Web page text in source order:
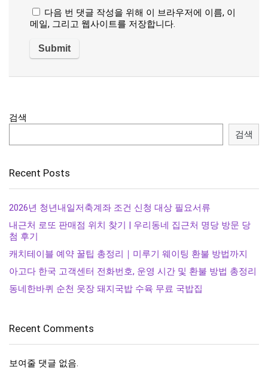
다음 번 댓글 작성을 위해 이 브라우저에 이름, 이
메일, 그리고 웹사이트를 저장합니다.
검색
검색
Recent Posts
2026년 청년내일저축계좌 조건 신청 대상 필요서류
내근처 로또 판매점 위치 찾기 | 우리동네 집근처 명당 방문 당
첨 후기
캐치테이블 예약 꿀팁 총정리｜미루기 웨이팅 환불 방법까지
아고다 한국 고객센터 전화번호, 운영 시간 및 환불 방법 총정리
동네한바퀴 순천 웃장 돼지국밥 수육 무료 국밥집
Recent Comments
보여줄 댓글 없음.